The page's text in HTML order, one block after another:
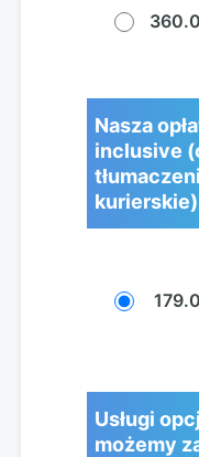
Nasza
inclusive
Usługi
możemy